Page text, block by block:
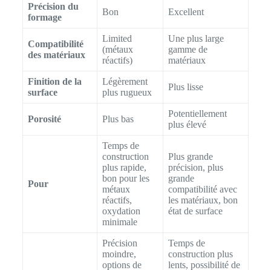
Précision du
formage
Bon Excellent
Compatibilité
des matériaux
Limited
(métaux
réactifs)
Une plus large
gamme de
matériaux
Finition de la
surface
Légèrement
plus rugueux
Plus lisse
Porosité Plus bas
Potentiellement
plus élevé
Pour
Temps de
construction
plus rapide,
bon pour les
métaux
réactifs,
oxydation
minimale
Plus grande
précision, plus
grande
compatibilité avec
les matériaux, bon
état de surface
Précision
moindre,
options de
Temps de
construction plus
lents, possibilité de